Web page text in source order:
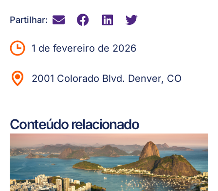
Partilhar:
1 de fevereiro de 2026
2001 Colorado Blvd. Denver, CO
Conteúdo relacionado